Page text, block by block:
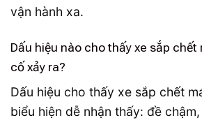
vận hành xa.
Dấu hiệu nào cho thấy xe sắp
cố xảy ra?
Dấu hiệu cho thấy xe sắp chết
biểu hiện dễ nhận thấy: đề